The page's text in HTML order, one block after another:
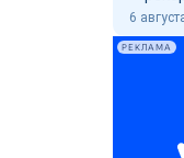
6
РЕКЛАМА